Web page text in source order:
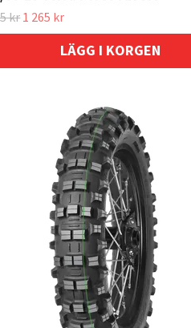
kr1 265 kr